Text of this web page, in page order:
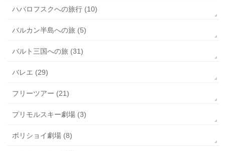
ハバロフスクへの旅行 (10)
バルカン半島への旅 (5)
バルト三国への旅 (31)
バレエ (29)
フリーツアー (21)
プリモルスキー劇場 (3)
ボリショイ劇場 (8)